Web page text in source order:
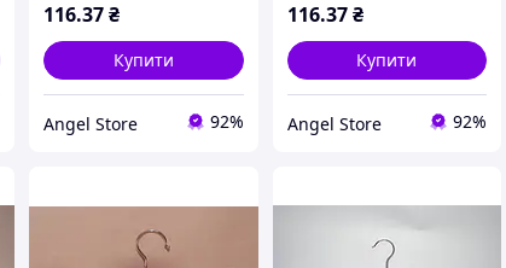
116.37₴
Купити
Angel Store 92%
116.37 ₴
Купити
Angel Store 92%